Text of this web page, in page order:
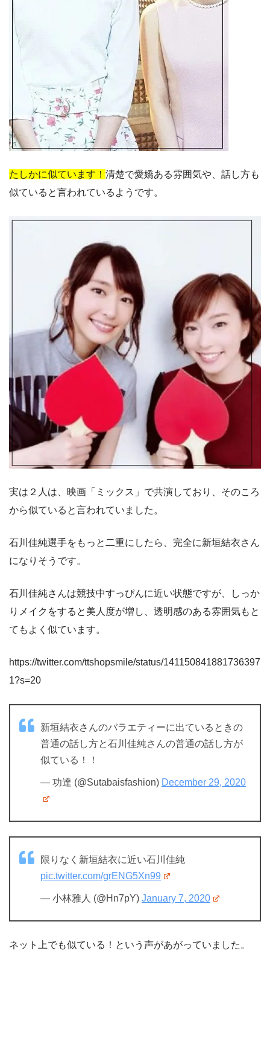
たしかに似ています！ 清楚で愛嬌ある雰囲気や、話し方も
似ていると言われているようです。
実は２人は、映画「ミックス」で共演しており、そのころ
から似ていると言われていました。
石川佳純選手をもっと二重にしたら、完全に新垣結衣さん
になりそうです。
石川佳純さんは競技中すっぴんに近い状態ですが、しっか
りメイクをすると美人度が増し、透明感のある雰囲気もと
てもよく似ています。
https://twitter.com/ttshopsmile/status/141150841881736397
1?s=20
新垣結衣さんのバラエティーに出ているときの
普通の話し方と石川佳純さんの普通の話し方が
似ている！！
— 功達 (@Sutabaisfashion) December 29, 2020
限りなく新垣結衣に近い石川佳純
pic.twitter.com/grENG5Xn99
— 小林雅人 (@Hn7pY) January 7, 2020
ネット上でも似ている！という声があがっていました。